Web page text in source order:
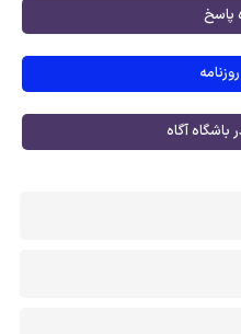
پاسخ
آگاه